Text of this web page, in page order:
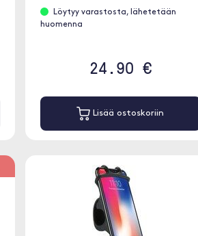
Löytyy varastosta, lähetetään
huomenna
24.90 €
Lisää ostoskoriin